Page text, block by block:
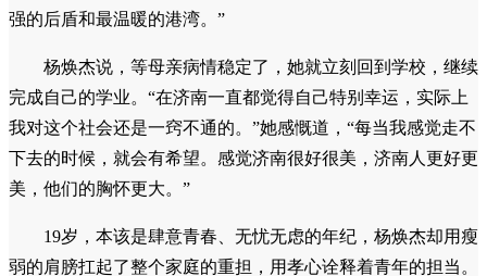
强的后盾和最温暖的港湾。”
杨焕杰说，等母亲病情稳定了，她就立刻回到学校，继续
完成自己的学业。“在济南一直都觉得自己特别幸运，实际上
我对这个社会还是一窍不通的。”她感慨道，“每当我感觉走不
下去的时候，就会有希望。感觉济南很好很美，济南人更好更
美，他们的胸怀更大。”
19岁，本该是肆意青春、无忧无虑的年纪，杨焕杰却用瘦
弱的肩膀扛起了整个家庭的重担，用孝心诠释着青年的担当。